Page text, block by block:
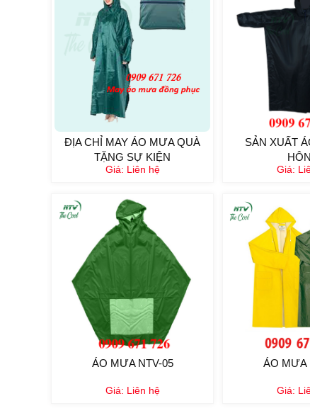
ĐỊA CHỈ MAY ÁO MƯA QUÀ
TẶNG SỰ KIỆN
Giá: Liên hệ
SẢN XUẤT
Giá:
ÁO MƯA NTV-05
Giá: Liên hệ
ÁO MƯA
Giá: